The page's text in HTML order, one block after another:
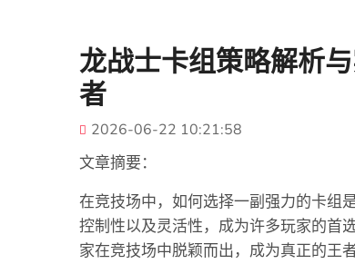
龙战士卡组策略解析
者
2026-06-22 10:21:58
文章摘要：
在竞技场中，如何选择一副强力的卡组
控制性以及灵活性，成为许多玩家的首
家在竞技场中脱颖而出，成为真正的王